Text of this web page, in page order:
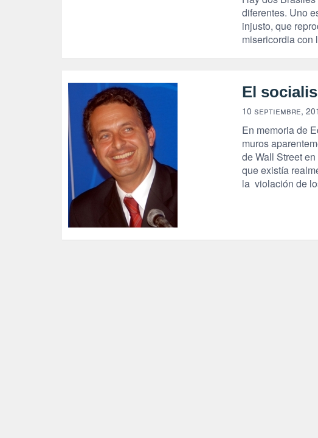
diferentes. Uno
injusto, que
misericordia con
El
10 septiembre,
En memoria de
muros
de Wall Street
que existía
la violación de